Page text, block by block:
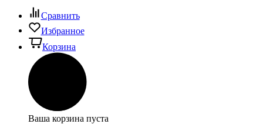
Сравнить
Избранное
Корзина
Ваша корзина пуста